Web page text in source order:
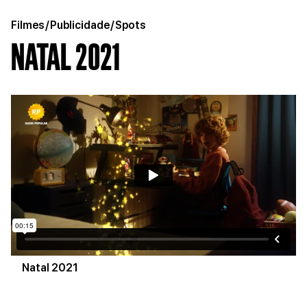
Filmes/ Publicidade/Spots
NATAL 2021
Natal 2021